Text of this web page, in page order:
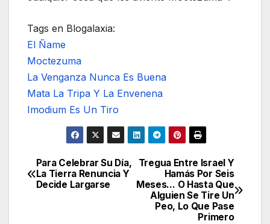
Tags en Blogalaxia:
El Ñame
Moctezuma
La Venganza Nunca Es Buena
Mata La Tripa Y La Envenena
Imodium Es Un Tiro
Navegación
de
Tregua Entre Israel Y
Hamás Por Seis
Meses… O Hasta Que
Alguien Se Tire Un
Peo, Lo Que Pase
Primero
Para Celebrar Su Día,
La Tierra Renuncia Y
Decide Largarse